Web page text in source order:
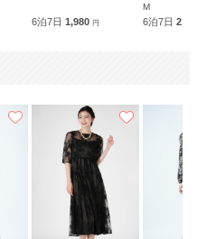
6泊7日 1,980 円
M
6泊7日